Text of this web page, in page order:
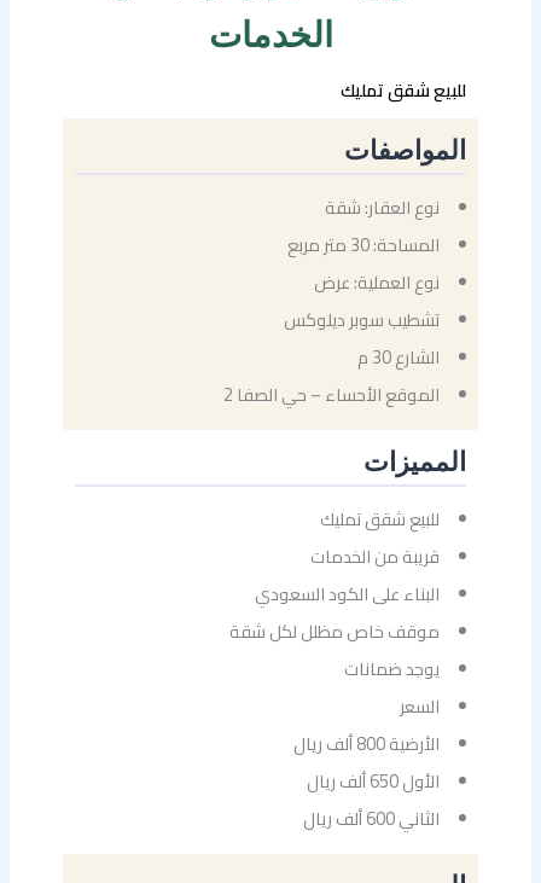
الخدمات
للبيع شقق تمليك
المواصفات
نوع العقار: شقة
المساحة: 30 متر مربع
نوع العملية: عرض
تشطيب سوبر ديلوكس
الشارع 30 م
الموقع الأحساء – حي الصفا 2
المميزات
للبيع شقق تمليك
قريبة من الخدمات
البناء على الكود السعودي
موقف خاص مظلل لكل شقة
يوجد ضمانات
السعر
الأرضية 800 ألف ريال
⁠الأول 650 ألف ريال
⁠الثاني 600 ألف ريال